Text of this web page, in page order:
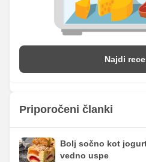
Najdi
Priporočeni članki
Bolj sočno kot
vedno uspe